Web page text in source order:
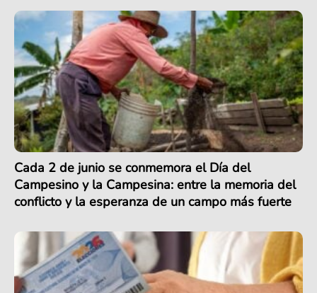
Cada 2 de junio se conmemora el Día del
Campesino y la Campesina: entre la memoria del
conflicto y la esperanza de un campo más fuerte